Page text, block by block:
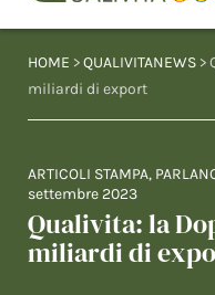
HOME >QUALIVITANEWS >
miliardi di export
ARTICOLI STAMPA,
settembre 2023
Qualivita: la
miliardi di